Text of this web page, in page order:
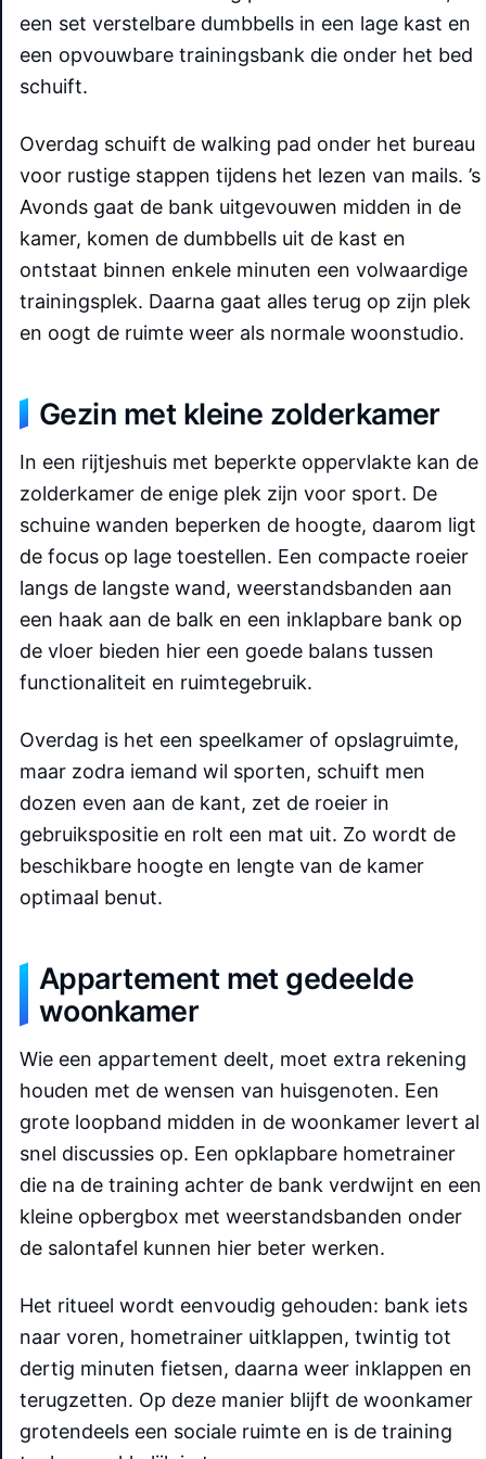
een set verstelbare dumbbells in een lage kast en
een opvouwbare trainingsbank die onder het bed
schuift.
Overdag schuift de walking pad onder het bureau
voor rustige stappen tijdens het lezen van mails. ’s
Avonds gaat de bank uitgevouwen midden in de
kamer, komen de dumbbells uit de kast en
ontstaat binnen enkele minuten een volwaardige
trainingsplek. Daarna gaat alles terug op zijn plek
en oogt de ruimte weer als normale woonstudio.
Gezin met kleine zolderkamer
In een rijtjeshuis met beperkte oppervlakte kan de
zolderkamer de enige plek zijn voor sport. De
schuine wanden beperken de hoogte, daarom ligt
de focus op lage toestellen. Een compacte roeier
langs de langste wand, weerstandsbanden aan
een haak aan de balk en een inklapbare bank op
de vloer bieden hier een goede balans tussen
functionaliteit en ruimtegebruik.
Overdag is het een speelkamer of opslagruimte,
maar zodra iemand wil sporten, schuift men
dozen even aan de kant, zet de roeier in
gebruikspositie en rolt een mat uit. Zo wordt de
beschikbare hoogte en lengte van de kamer
optimaal benut.
Appartement met gedeelde
woonkamer
Wie een appartement deelt, moet extra rekening
houden met de wensen van huisgenoten. Een
grote loopband midden in de woonkamer levert al
snel discussies op. Een opklapbare hometrainer
die na de training achter de bank verdwijnt en een
kleine opbergbox met weerstandsbanden onder
de salontafel kunnen hier beter werken.
Het ritueel wordt eenvoudig gehouden: bank iets
naar voren, hometrainer uitklappen, twintig tot
dertig minuten fietsen, daarna weer inklappen en
terugzetten. Op deze manier blijft de woonkamer
grotendeels een sociale ruimte en is de training